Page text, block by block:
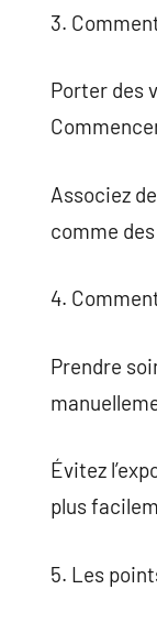
3.
Porter des
Associez
comme
4.
Prendre
Évitez
plus
5. Les